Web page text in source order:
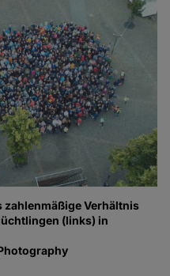
zahlenmäßige Verhältnis
(links) in